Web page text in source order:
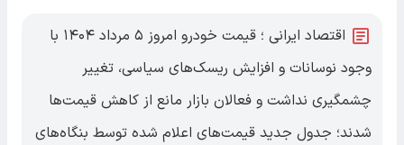
اقتصاد ایرانی ؛ قیمت خودرو امروز ۵ مرداد ۱۴۰۴ با
وجود نوسانات و افزایش ریسک‌های سیاسی، تغییر
چشمگیری نداشت و فعالان بازار مانع از کاهش قیمت‌ها
شدند؛ جدول جدید قیمت‌های اعلام شده توسط بنگاه‌های